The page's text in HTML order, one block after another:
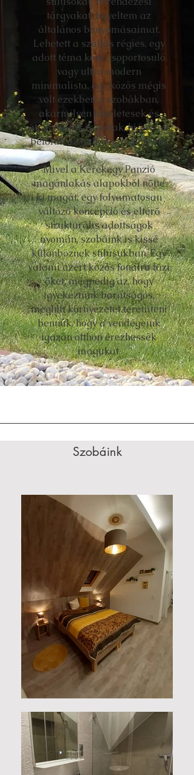
tárgyakat, figyeltem az
általános benyomásaimat.
Lehetett a szállás régies, egy
adott téma köré csoportosuló
vagy ultra modern
minimalista, egy közös mégis
volt ezekben a szobákban,
akármilyen tökéletesek és
átgondoltak is voltak, hiányzott
belőlük az otthonosság érzete.
Mivel a Kerekegy Panzió
magánlakás alapokból nőtte
ki magát, egy folyamatosan
változó koncepció és eltérő
strukturális adottságok
nyomán, szobáink is kissé
különböznek stílusukban. Egy
valami azért közös fonalra fűzi
őket, mégpedig az, hogy
igyekeztünk barátságos,
meghitt környezetet teremteni
bennük, hogy a vendégeink
igazán otthon érezhessék
magukat.
Szobáink